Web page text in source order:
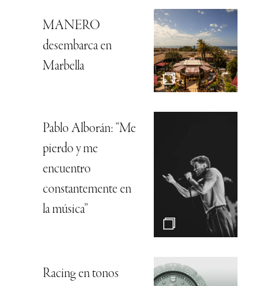
MANERO
desembarca en
Marbella
Pablo Alborán: “Me
pierdo y me
encuentro
constantemente en
la música”
Racing en tonos